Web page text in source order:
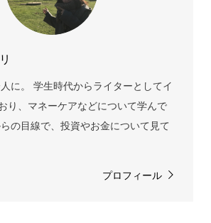
に。 学生時代からライターとしてイ
り、マネーケアなどについて学んで
の目線で、投資やお金について見て
プロフィール